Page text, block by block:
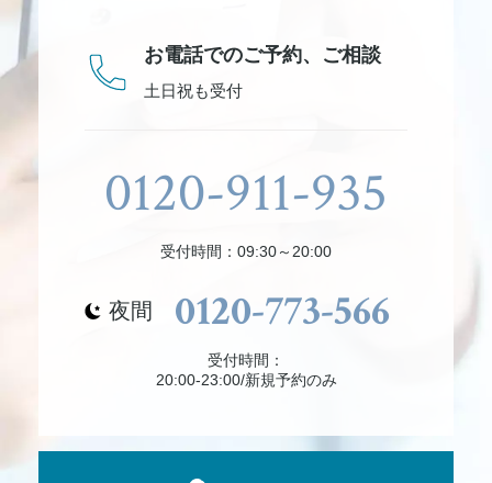
お電話でのご予約、 ご相談
土日祝も受付
0120-911-935
受付時間：09:30～20:00
夜間 0120-773-566
受付時間：
20:00-23:00/新規予約のみ